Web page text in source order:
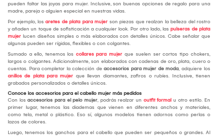
pueden faltar las joyas para mujer. Inclusive, son buenas opciones de regalo para una
madre, pareja o alguien especial en nuestras vidas.
Por ejemplo, los aretes de plata para mujer son piezas que realzan la belleza del rostro
y añaden un toque de sofisticación a cualquier look. Por otro lado, las pulseras de plata
mujer lucen diseños simples o más elaborados con detalles únicos. Cabe señalar que
algunas pueden ser rígidas, flexibles o con colgantes.
Sumado a ello, tenemos los collares para mujer que suelen ser cortos tipo chokers,
largos o colgantes. Adicionalmente, son elaborados con cadenas de oro, plata, cuero o
cuentas. Para completar la colección de accesorios para mujer de moda, adquiere los
anillos de plata para mujer que llevan diamantes, zafiros o rubíes. Inclusive, tienen
grabados personalizados o detalles únicos.
Conoce los accesorios para el cabello mujer más pedidos
Con los accesorios para el pelo mujer, podrás realzar un outfit formal u otro estilo. En
primer lugar, tenemos las diademas que vienen en diferentes anchos y materiales,
como tela, metal o plástico. Eso sí, algunos modelos tienen adornos como perlas o
lazos de colores.
Luego, tenemos los ganchos para el cabello que pueden ser pequeños o grandes. Al